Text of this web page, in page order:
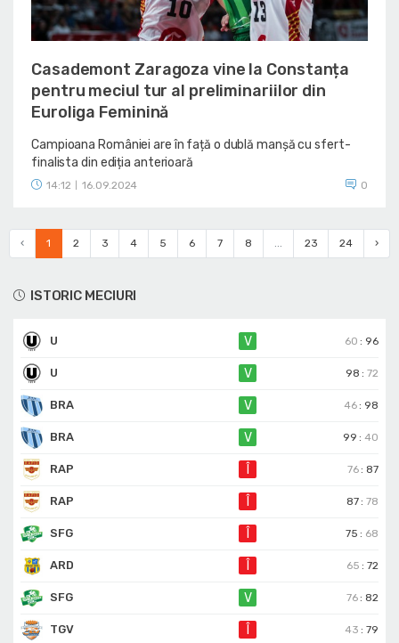
ISTORIC MECIURI
U V 60 : 96
U V 98 :72
BRA V 46 : 98
BRA V 99 :40
RAP 76 : 87
RAP 87 :78
SFG 75 : 68
ARD 65 :72
SFG V 76 : 82
TGV 43 :79
Casademont Zaragoza vine la Constanța
pentru meciul tur al preliminariilor din
Euroliga Feminină
Campioana României are în față o dublă manșă cu sfert-
finalista din ediția anterioară
14:12 16.09.2024 0
‹ 1 2 3 4 5 6 7 8 23 24 ›